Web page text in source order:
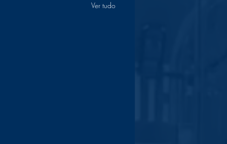
Ver tudo